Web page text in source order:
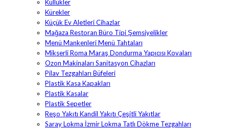
Küllükler
Kürekler
Küçük Ev Aletleri Cihazlar
Mağaza Restoran Büro Tipi Şemsiyelikler
Menü Mankenleri Menü Tahtaları
Mikserli Roma Maraş Dondurma Yapıcısı Kovaları
Ozon Makinaları Sanitasyon Cihazları
Pilav Tezgahları Büfeleri
Plastik Kasa Kapakları
Plastik Kasalar
Plastik Sepetler
Reşo Yakıtı Kandil Yakıtı Çeşitli Yakıtlar
Saray Lokma İzmir Lokma Tatlı Dökme Tezgahları